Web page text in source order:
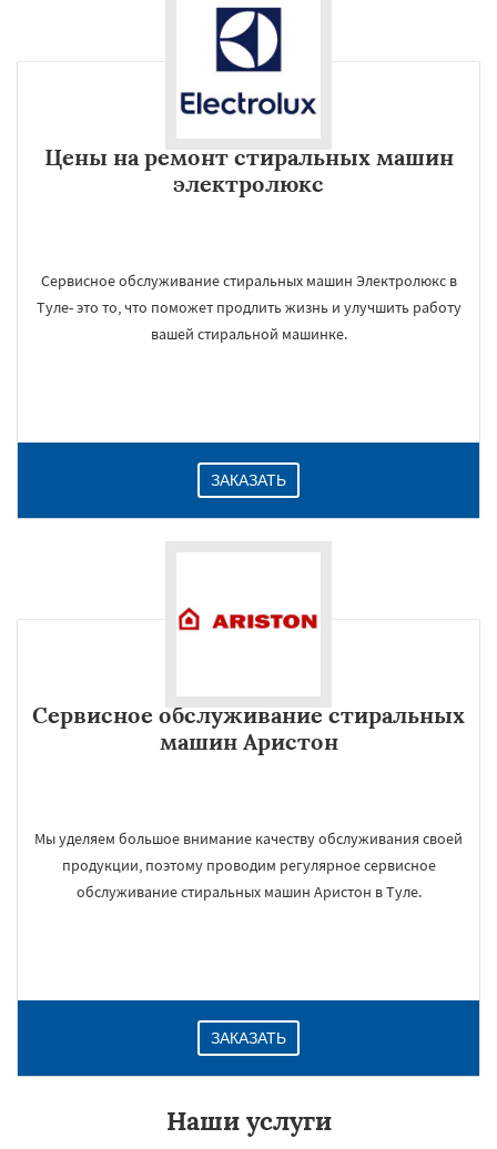
Цены на ремонт стиральных машин
электролюкс
Сервисное обслуживание стиральных машин Электролюкс в
Туле- это то, что поможет продлить жизнь и улучшить работу
вашей стиральной машинке.
ЗАКАЗАТЬ
Сервисное обслуживание стиральных
машин Аристон
Мы уделяем большое внимание качеству обслуживания своей
продукции, поэтому проводим регулярное сервисное
обслуживание стиральных машин Аристон в Туле.
ЗАКАЗАТЬ
Наши услуги